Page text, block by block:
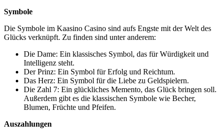
Symbole
Die Symbole im Kaasino Casino sind aufs Engste mit der Welt des
Glücks verknüpft. Zu finden sind unter anderem:
Die Dame: Ein klassisches Symbol, das für Würdigkeit und
Intelligenz steht.
Der Prinz: Ein Symbol für Erfolg und Reichtum.
Das Herz: Ein Symbol für die Liebe zu Geldspielern.
Die Zahl 7: Ein glückliches Memento, das Glück bringen soll.
Außerdem gibt es die klassischen Symbole wie Becher,
Blumen, Früchte und Pfeifen.
Auszahlungen